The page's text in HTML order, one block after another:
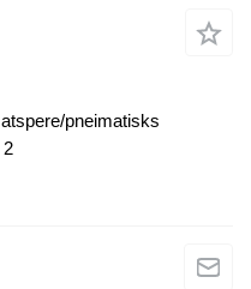
atspere/pneimatisks
2